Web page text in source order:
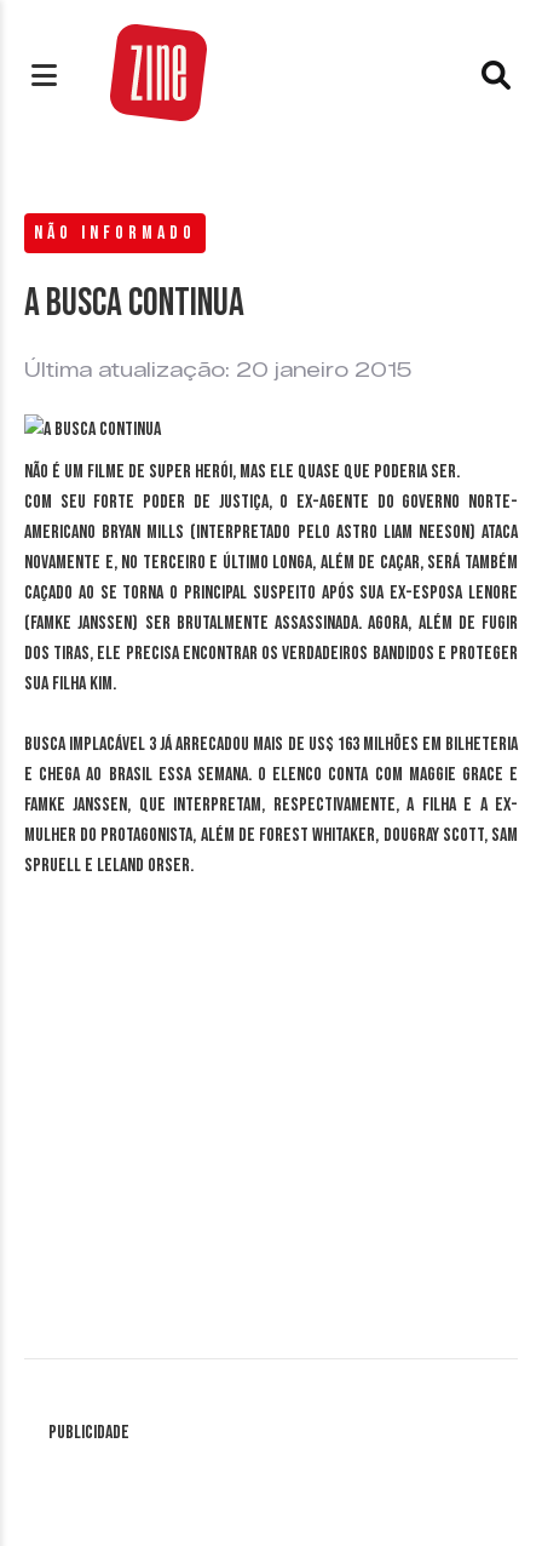
NÃO INFORMADO
A busca continua
Última atualização: 20 janeiro 2015
Não é um filme de super herói, mas ele quase que poderia ser.
Com seu forte poder de justiça, o ex-agente do governo norte-
americano Bryan Mills (interpretado pelo astro Liam Neeson) ataca
novamente e, no terceiro e último longa, além de caçar, será também
caçado ao se torna o principal suspeito após sua ex-esposa Lenore
(Famke Janssen) ser brutalmente assassinada. Agora, além de fugir
dos tiras, ele precisa encontrar os verdadeiros bandidos e proteger
sua filha Kim.
Busca Implacável 3 já arrecadou mais de US$ 163 milhões em bilheteria
e chega ao Brasil essa semana. O elenco conta com Maggie Grace e
Famke Janssen, que interpretam, respectivamente, a filha e a ex-
mulher do protagonista, além de Forest Whitaker, Dougray Scott, Sam
Spruell e Leland Orser.
Publicidade